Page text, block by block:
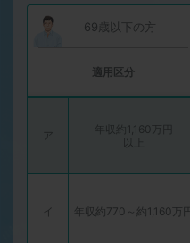
69歳以下の方
適用区分
ア
年収約1,160万円
以上
イ 年収約770～約1,160万円